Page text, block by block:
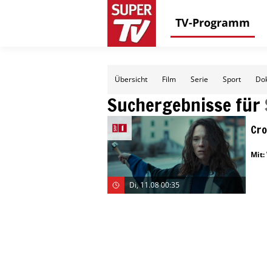
TV-Programm
Übersicht Film Serie Sport
Suchergebnisse für
Di, 11.08 00:35
Mit: